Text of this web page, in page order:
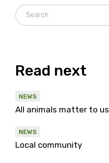
Read next
NEWS
All animals matter to us
NEWS
Local community